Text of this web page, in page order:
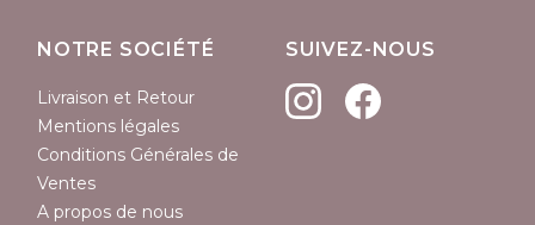
NOTRE SOCIÉTÉ
Livraison et Retour
Mentions légales
Conditions Générales de
Ventes
A propos de nous
SUIVEZ-NOUS